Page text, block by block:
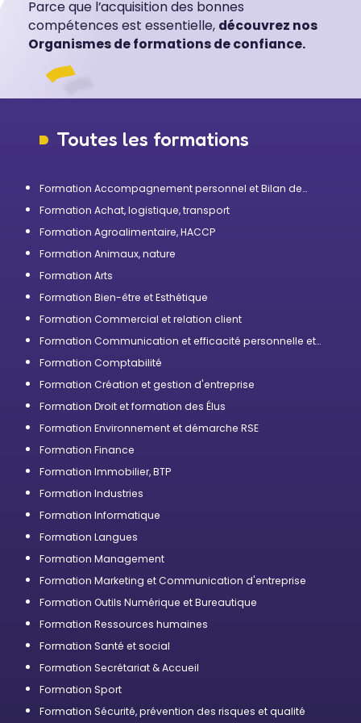
Parce que l’acquisition des bonnes
compétences est essentielle, découvrez nos
Organismes de formations de confiance.
Toutes les formations
Formation Accompagnement personnel et Bilan de
Formation Achat, logistique, transport
Formation Agroalimentaire, HACCP
Formation Animaux, nature
Formation Arts
Formation Bien-être et Esthétique
Formation Commercial et relation client
Formation Communication et efficacité personnelle et
Formation Comptabilité
Formation Création et gestion d'entreprise
Formation Droit et formation des Élus
Formation Environnement et démarche RSE
Formation Finance
Formation Immobilier, BTP
Formation Industries
Formation Informatique
Formation Langues
Formation Management
Formation Marketing et Communication d'entreprise
Formation Outils Numérique et Bureautique
Formation Ressources humaines
Formation Santé et social
Formation Secrétariat & Accueil
Formation Sport
Formation Sécurité, prévention des risques et qualité